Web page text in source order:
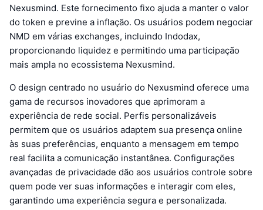
Nexusmind. Este fornecimento fixo ajuda a manter o valor
do token e previne a inflação. Os usuários podem negociar
NMD em várias exchanges, incluindo Indodax,
proporcionando liquidez e permitindo uma participação
mais ampla no ecossistema Nexusmind.
O design centrado no usuário do Nexusmind oferece uma
gama de recursos inovadores que aprimoram a
experiência de rede social. Perfis personalizáveis
permitem que os usuários adaptem sua presença online
às suas preferências, enquanto a mensagem em tempo
real facilita a comunicação instantânea. Configurações
avançadas de privacidade dão aos usuários controle sobre
quem pode ver suas informações e interagir com eles,
garantindo uma experiência segura e personalizada.